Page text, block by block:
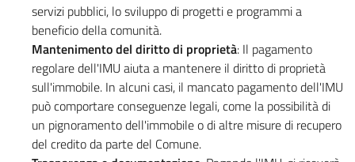
servizi pubblici, lo sviluppo di progetti e programmi a
beneficio della comunità.
Mantenimento del diritto di proprietà: Il pagamento
regolare dell'IMU aiuta a mantenere il diritto di proprietà
sull'immobile. In alcuni casi, il mancato pagamento dell'IMU
può comportare conseguenze legali, come la possibilità di
un pignoramento dell'immobile o di altre misure di recupero
del credito da parte del Comune.